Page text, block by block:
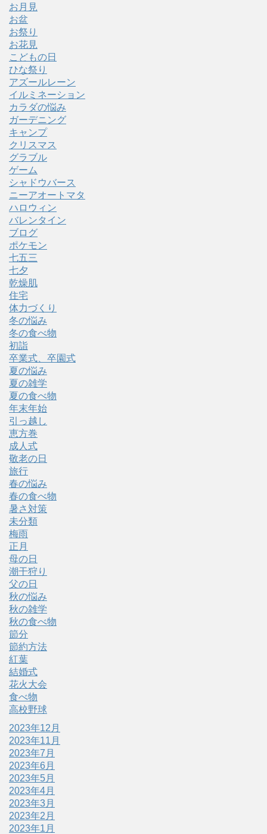
お月見
お盆
お祭り
お花見
こどもの日
ひな祭り
アズールレーン
イルミネーション
カラダの悩み
ガーデニング
キャンプ
クリスマス
グラブル
ゲーム
シャドウバース
ニーアオートマタ
ハロウィン
バレンタイン
ブログ
ポケモン
七五三
七夕
乾燥肌
住宅
体力づくり
冬の悩み
冬の食べ物
初詣
卒業式、卒園式
夏の悩み
夏の雑学
夏の食べ物
年末年始
引っ越し
恵方巻
成人式
敬老の日
旅行
春の悩み
春の食べ物
暑さ対策
未分類
梅雨
正月
母の日
潮干狩り
父の日
秋の悩み
秋の雑学
秋の食べ物
節分
節約方法
紅葉
結婚式
花火大会
食べ物
高校野球
2023年12月
2023年11月
2023年7月
2023年6月
2023年5月
2023年4月
2023年3月
2023年2月
2023年1月